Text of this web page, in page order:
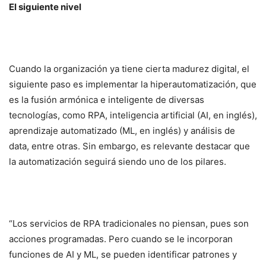
El siguiente nivel
Cuando la organización ya tiene cierta madurez digital, el
siguiente paso es implementar la hiperautomatización, que
es la fusión armónica e inteligente de diversas
tecnologías, como RPA, inteligencia artificial (AI, en inglés),
aprendizaje automatizado (ML, en inglés) y análisis de
data, entre otras. Sin embargo, es relevante destacar que
la automatización seguirá siendo uno de los pilares.
“Los servicios de RPA tradicionales no piensan, pues son
acciones programadas. Pero cuando se le incorporan
funciones de AI y ML, se pueden identificar patrones y